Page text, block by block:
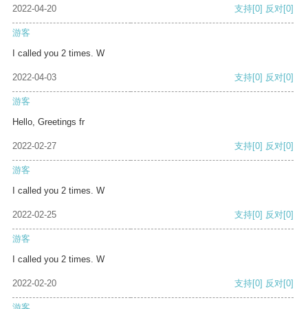
2022-04-20 支持[0] 反对[0]
游客
I called you 2 times. W
2022-04-03 支持[0] 反对[0]
游客
Hello, Greetings fr
2022-02-27 支持[0] 反对[0]
游客
I called you 2 times. W
2022-02-25 支持[0] 反对[0]
游客
I called you 2 times. W
2022-02-20 支持[0] 反对[0]